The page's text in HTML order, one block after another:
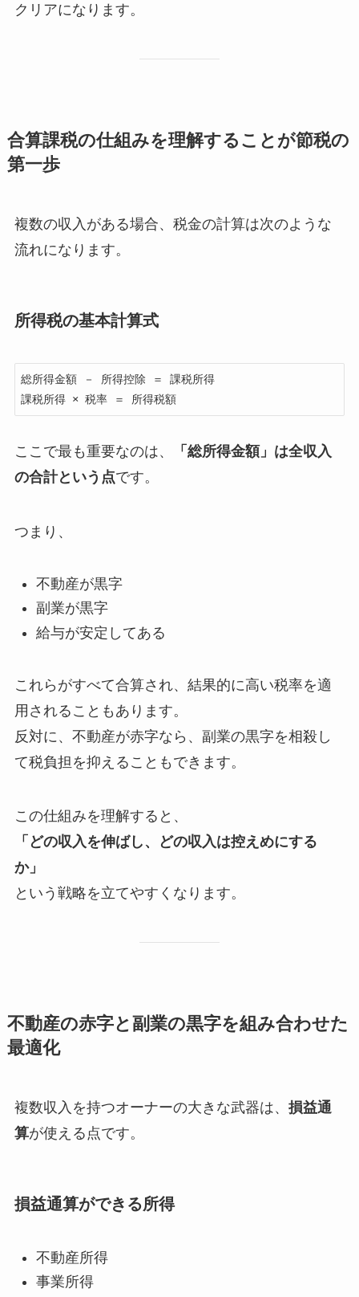
クリアになります。
合算課税の仕組みを理解することが節税の
第一歩
複数の収入がある場合、税金の計算は次のような
流れになります。
所得税の基本計算式
総所得金額 － 所得控除 ＝ 課税所得
課税所得 × 税率 ＝ 所得税額
ここで最も重要なのは、
「総所得金額」は全収入
の合計という点です。
つまり、
不動産が黒字
副業が黒字
給与が安定してある
これらがすべて合算され、結果的に高い税率を適
用されることもあります。
反対に、不動産が赤字なら、副業の黒字を相殺し
て税負担を抑えることもできます。
この仕組みを理解すると、
「どの収入を伸ばし、どの収入は控えめにする
か」
という戦略を立てやすくなります。
不動産の赤字と副業の黒字を組み合わせた
最適化
複数収入を持つオーナーの大きな武器は、 損益通
算が使える点です。
損益通算ができる所得
不動産所得
事業所得